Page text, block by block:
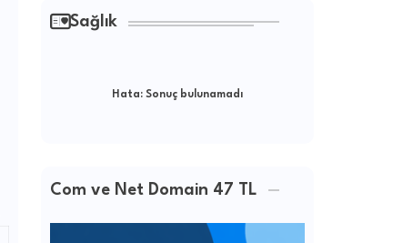
Sağlık
Hata:Sonuç bulunamadı
Com ve Net Domain 47 TL